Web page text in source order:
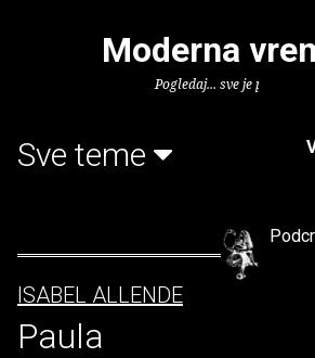
Moderna
Pogledaj... sve je puno
Sve teme
ISABEL ALLENDE
Paula